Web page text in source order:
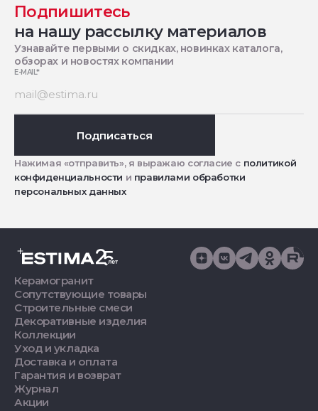
Подпишитесь
на нашу рассылку материалов
Узнавайте первыми о скидках, новинках каталога,
обзорах и новостях компании
E-MAIL*
Подписаться
Нажимая «отправить», я выражаю согласие с политикой
конфиденциальности и правилами обработки
персональных данных
Керамогранит
Сопутствующие товары
Строительные смеси
Декоративные изделия
Коллекции
Уход и укладка
Доставка и оплата
Гарантия и возврат
Журнал
Акции